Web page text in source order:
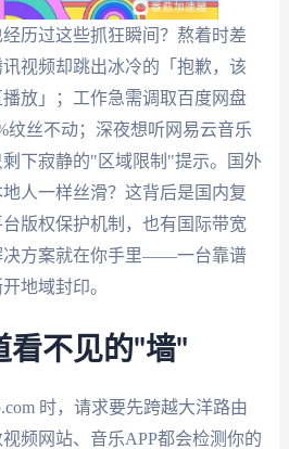
历过这些抓狂瞬间？熬着时差
视频却跳出冰冷的「抱歉，该
放」；工作急需调取百度网盘
纹丝不动；深夜想听网易云音乐
下寂静的"区域限制"提示。国外
人一样丝滑？这背后是国内复
版权保护机制，也有国际带宽
决方案就在你手里——一台靠谱
地域封印。
看不见的"墙"
时，请求要先跨越大洋路由
频网站、音乐APP都会检测你的